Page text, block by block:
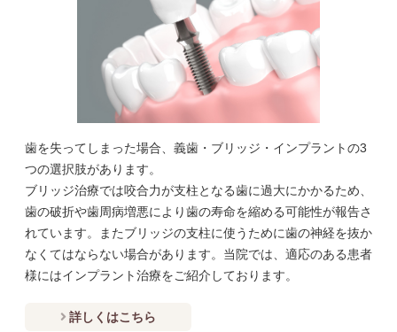
歯を失ってしまった場合、義歯・ブリッジ・インプラントの3
つの選択肢があります。
ブリッジ治療では咬合力が支柱となる歯に過大にかかるため、
歯の破折や歯周病増悪により歯の寿命を縮める可能性が報告さ
れています。またブリッジの支柱に使うために歯の神経を抜か
なくてはならない場合があります。当院では、適応のある患者
様にはインプラント治療をご紹介しております。
詳しくはこちら